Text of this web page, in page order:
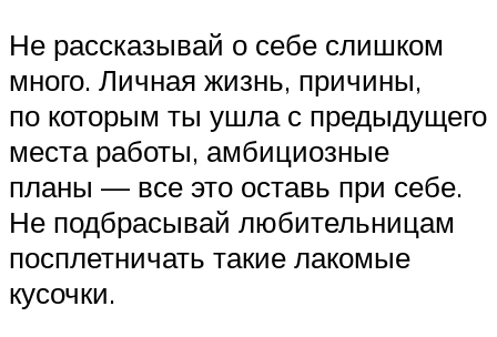
Не рассказывай о себе слишком
много. Личная жизнь, причины,
по которым ты ушла с предыдущего
места работы, амбициозные
планы — все это оставь при себе.
Не подбрасывай любительницам
посплетничать такие лакомые
кусочки.